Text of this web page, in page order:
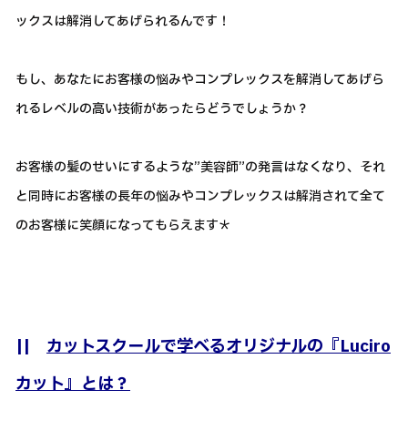
ックスは解消してあげられるんです！
もし、あなたにお客様の悩みやコンプレックスを解消してあげら
れるレベルの高い技術があったらどうでしょうか？
お客様の髪のせいにするような”美容師”の発言はなくなり、それ
と同時にお客様の長年の悩みやコンプレックスは解消されて全て
のお客様に笑顔になってもらえます＊
|| カットスクールで学べるオリジナルの『Luciro
カット』とは？